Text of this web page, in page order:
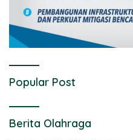
Popular Post
Berita Olahraga